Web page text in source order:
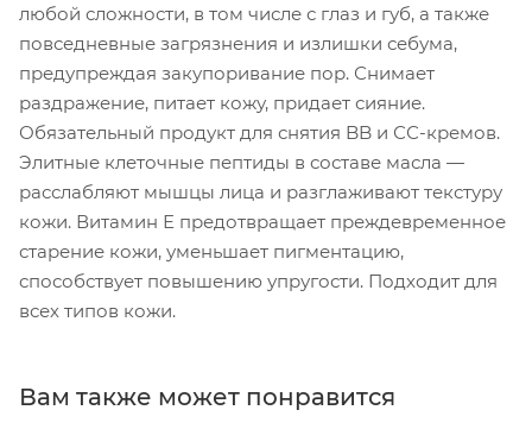
любой сложности, в том числе с глаз и губ, а также
повседневные загрязнения и излишки себума,
предупреждая закупоривание пор. Снимает
раздражение, питает кожу, придает сияние.
Обязательный продукт для снятия BB и СС-кремов.
Элитные клеточные пептиды в составе масла —
расслабляют мышцы лица и разглаживают текстуру
кожи. Витамин Е предотвращает преждевременное
старение кожи, уменьшает пигментацию,
способствует повышению упругости. Подходит для
всех типов кожи.
Вам также может понравится